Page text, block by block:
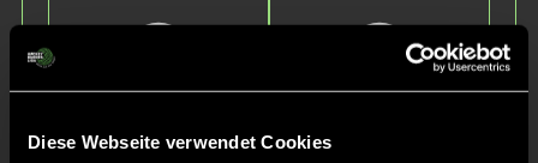
Diese Webseite verwendet Cookies